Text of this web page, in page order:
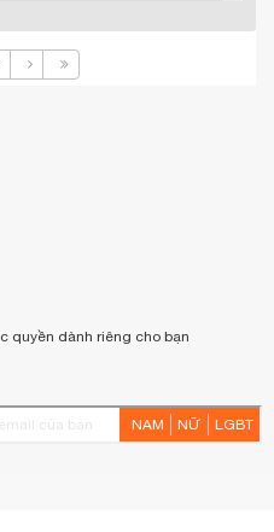
quyền dành riêng cho bạn
NAM NỮ LGBT